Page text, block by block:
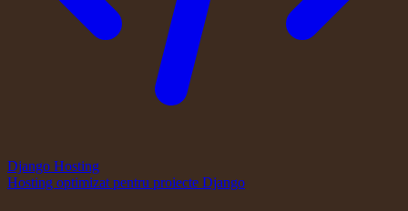
Django Hosting
Hosting optimizat pentru proiecte Django